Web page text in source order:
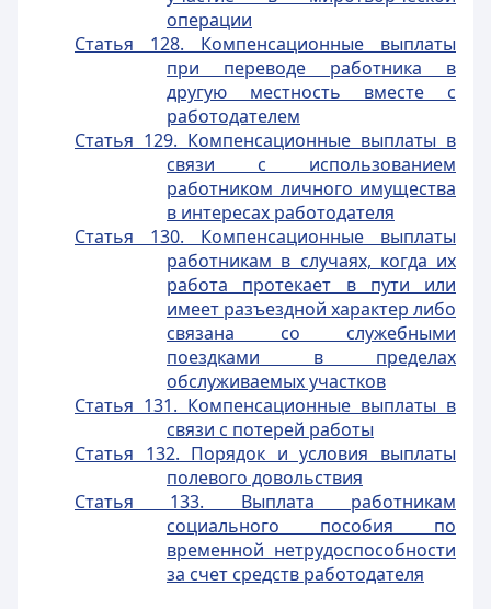
операции
Статья 128. Компенсационные выплаты
при переводе работника в
другую местность вместе с
работодателем
Статья 129. Компенсационные выплаты в
связи с использованием
работником личного имущества
в интересах работодателя
Статья 130. Компенсационные выплаты
работникам в случаях, когда их
работа протекает в пути или
имеет разъездной характер либо
связана со служебными
поездками в пределах
обслуживаемых участков
Статья 131. Компенсационные выплаты в
связи с потерей работы
Статья 132. Порядок и условия выплаты
полевого довольствия
Статья 133. Выплата работникам
социального пособия по
временной нетрудоспособности
за счет средств работодателя